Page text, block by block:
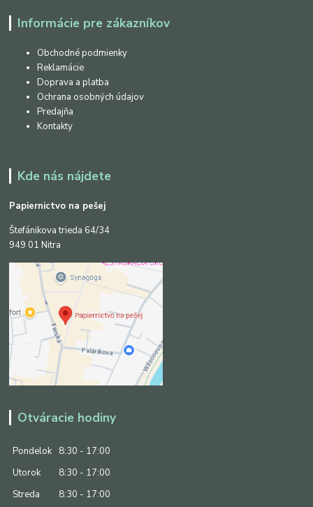
Informácie pre zákazníkov
Obchodné podmienky
Reklamácie
Doprava a platba
Ochrana osobných údajov
Predajňa
Kontakty
Kde nás nájdete
Papiernictvo na pešej
Štefánikova trieda 64/34
949 01 Nitra
Otváracie hodiny
Pondelok
8:30 - 17:00
Utorok
8:30 - 17:00
Streda
8:30 - 17:00